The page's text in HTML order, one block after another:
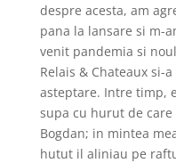
despre acesta, am
pana la lansare si m-
venit pandemia si noul
Relais & Chateaux si-
asteptare. Intre timp,
supa cu hurut de
Bogdan; in mintea
hutut il aliniau pe